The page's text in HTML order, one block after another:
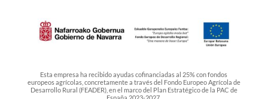
Esta empresa ha recibido ayudas cofinanciadas al 25% con fondos
europeos agrícolas, concretamente a través del Fondo Europeo Agrícola de
Desarrollo Rural (FEADER), en el marco del Plan Estratégico de la PAC de